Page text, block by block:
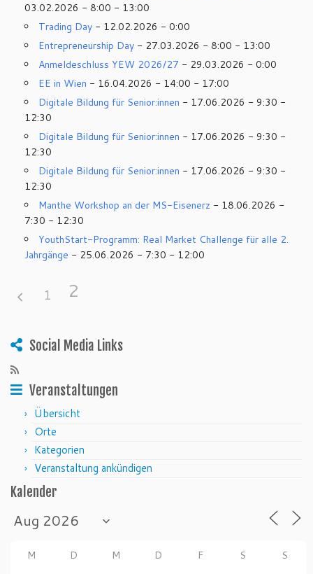
03.02.2026 - 8:00 - 13:00
Trading Day - 12.02.2026 - 0:00
Entrepreneurship Day - 27.03.2026 - 8:00 - 13:00
Anmeldeschluss YEW 2026/27 - 29.03.2026 - 0:00
EE in Wien - 16.04.2026 - 14:00 - 17:00
Digitale Bildung für Senior:innen - 17.06.2026 - 9:30 -
12:30
Digitale Bildung für Senior:innen - 17.06.2026 - 9:30 -
12:30
Digitale Bildung für Senior:innen - 17.06.2026 - 9:30 -
12:30
Manthe Workshop an der MS-Eisenerz - 18.06.2026 -
7:30 - 12:30
YouthStart-Programm: Real Market Challenge für alle 2.
Jahrgänge - 25.06.2026 - 7:30 - 12:00
1 2
Social Media Links
Veranstaltungen
Übersicht
Orte
Kategorien
Veranstaltung ankündigen
Kalender
M D M D F S S